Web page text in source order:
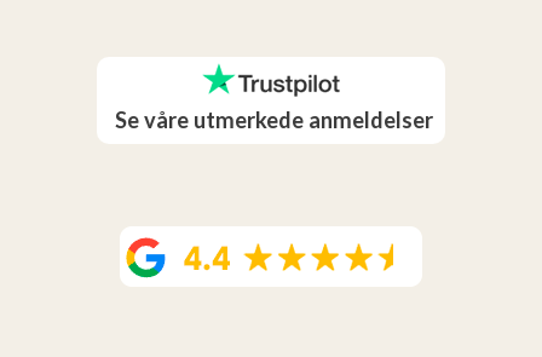
Se våre utmerkede anmeldelser